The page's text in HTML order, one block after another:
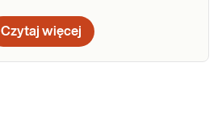
Czytaj więcej